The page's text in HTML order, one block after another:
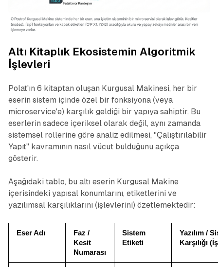
Altı Kitaplık Ekosistemin Algoritmik
İşlevleri
Polat'ın 6 kitaptan oluşan Kurgusal Makinesi, her bir
eserin sistem içinde özel bir fonksiyona (veya
microservice'e) karşılık geldiği bir yapıya sahiptir. Bu
eserlerin sadece içeriksel olarak değil, aynı zamanda
sistemsel rollerine göre analiz edilmesi, "Çalıştırılabilir
Yapıt" kavramının nasıl vücut bulduğunu açıkça
gösterir.
Aşağıdaki tablo, bu altı eserin Kurgusal Makine
içerisindeki yapısal konumlarını, etiketlerini ve
yazılımsal karşılıklarını (işlevlerini) özetlemektedir:
Eser Adı
Faz /
Kesit
Numarası
Sistem
Etiketi
Yazılım /
Karşılığı